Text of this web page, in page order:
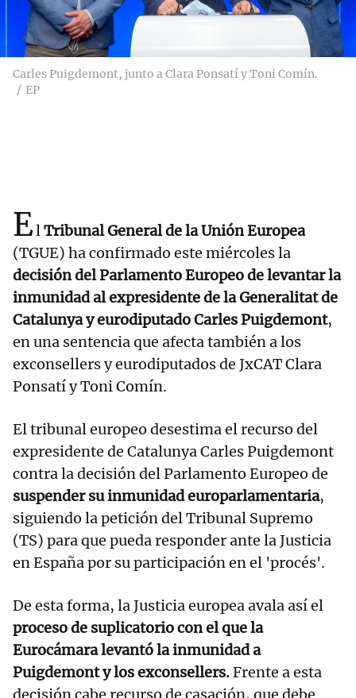
Carles Puigdemont, junto a Clara Ponsatí y Toni Comín.
EP
ElTribunal General de la Unión Europea
(TGUE) ha confirmado este miércoles la
decisión del Parlamento Europeo de levantar la
inmunidad al expresidente de la Generalitat de
Catalunya y eurodiputado Carles Puigdemont,
en una sentencia que afecta también a los
exconsellers y eurodiputados de JxCAT Clara
Ponsatí y Toni Comín.
El tribunal europeo desestima el recurso del
expresidente de Catalunya Carles Puigdemont
contra la decisión del Parlamento Europeo de
suspender su inmunidad europarlamentaria,
siguiendo la petición del Tribunal Supremo
(TS) para que pueda responder ante la Justicia
en España por su participación en el 'procés'.
De esta forma, la Justicia europea avala así el
proceso de suplicatorio con el que la
Eurocámara levantó la inmunidad a
Puigdemont y los exconsellers.Frente a esta